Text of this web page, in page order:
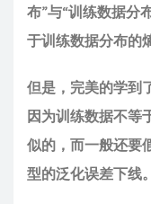
布”与“训练数据分
于训练数据分布的
但是，完美的学到
因为训练数据不等
似的，而一般还要
型的泛化误差下线。